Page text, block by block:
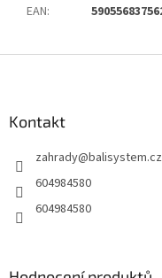
EAN:
Kontakt
zahrady@balisystem.cz
604984580
604984580